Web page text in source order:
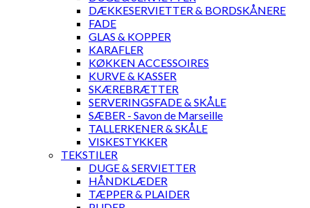
DÆKKESERVIETTER & BORDSKÅNERE
FADE
GLAS & KOPPER
KARAFLER
KØKKEN ACCESSOIRES
KURVE & KASSER
SKÆREBRÆTTER
SERVERINGSFADE & SKÅLE
SÆBER - Savon de Marseille
TALLERKENER & SKÅLE
VISKESTYKKER
TEKSTILER
DUGE & SERVIETTER
HÅNDKLÆDER
TÆPPER & PLAIDER